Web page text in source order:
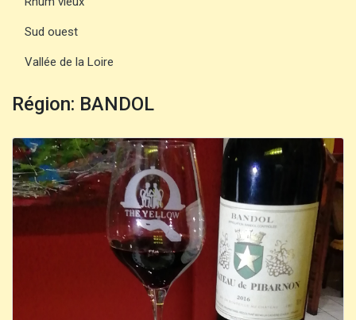
Sud ouest
Vallée de la Loire
Région: BANDOL